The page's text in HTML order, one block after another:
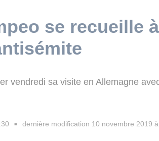
se recueille
vendredi sa visite en Allemagne
■ dernière modification 10 novembre 2019